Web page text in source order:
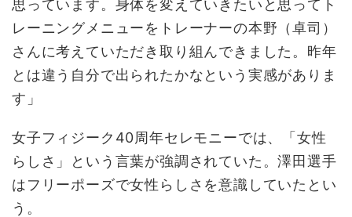
思っています。身体を変えていきたいと思ってト
レーニングメニューをトレーナーの本野（卓司）
さんに考えていただき取り組んできました。昨年
とは違う自分で出られたかなという実感がありま
す」
女子フィジーク40周年セレモニーでは、「女性
らしさ」という言葉が強調されていた。澤田選手
はフリーポーズで女性らしさを意識していたとい
う。